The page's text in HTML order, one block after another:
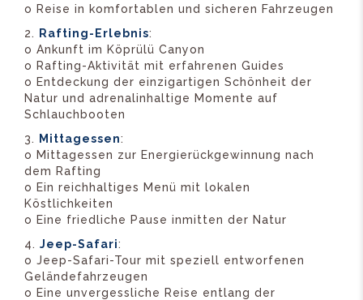
o Reise in komfortablen und sicheren Fahrzeugen
Rafting-Erlebnis:
o Ankunft im Köprülü Canyon
o Rafting-Aktivität mit erfahrenen Guides
o Entdeckung der einzigartigen Schönheit der
Natur und adrenalinhaltige Momente auf
Schlauchbooten
Mittagessen:
o Mittagessen zur Energierückgewinnung nach
dem Rafting
o Ein reichhaltiges Menü mit lokalen
Köstlichkeiten
o Eine friedliche Pause inmitten der Natur
Jeep-Safari:
o Jeep-Safari-Tour mit speziell entworfenen
Geländefahrzeugen
o Eine unvergessliche Reise entlang der